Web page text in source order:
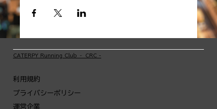
​CATERPY Running Club ‐ CRC -
利用規約
プライバシーポリシー
運営企業